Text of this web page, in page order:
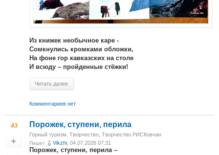
Из книжек необычное каре -
Сомкнулись кромками обложки,
На фоне гор кавказских на столе
И всюду – пройденные стёжки!
Читать далее
Комментариев нет
43 Порожек, ступени, перила
Горный туризм Творчество Творчество РИСКовчан
Пишет Vikzhi , 04.07.2026 07:31
Порожек, ступени, перила –